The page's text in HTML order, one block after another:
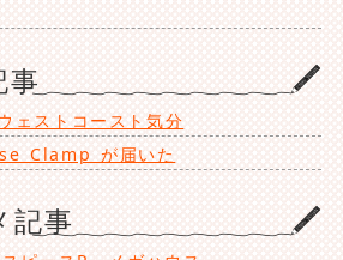
事
ェストコースト気分
Clamp が届いた
記事